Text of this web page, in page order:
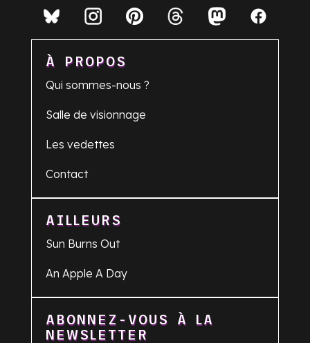
À PROPOS
Qui sommes-nous ?
Salle de visionnage
Les vedettes
Contact
AILLEURS
Sun Burns Out
An Apple A Day
ABONNEZ-VOUS À LA
NEWSLETTER